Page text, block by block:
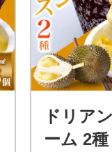
ドリア
ーム 2